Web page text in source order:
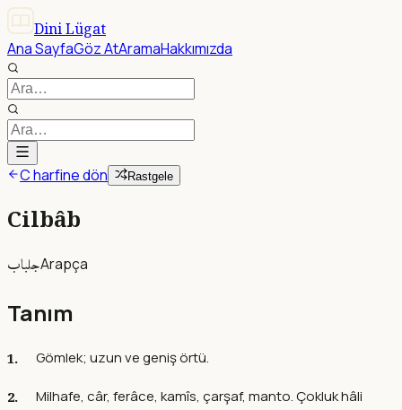
Dini Lügat
Ana SayfaGöz AtAramaHakkımızda
C harfine dön Rastgele
Cilbâb
جلبابArapça
Tanım
Gömlek; uzun ve geniş örtü.
Milhafe, câr, ferâce, kamîs, çarşaf, manto. Çokluk hâli